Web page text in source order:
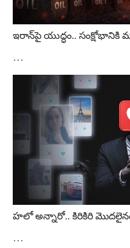
ఇరాన్‌పై యుద్ధం.. సంక్షోభానికి
…
హలో అన్నారో.. కిరికిరి
…